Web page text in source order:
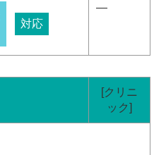
対応
―
[クリニ
ック]